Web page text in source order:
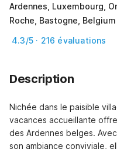
Ardennes, Luxembourg,
Roche, Bastogne, Belgium
4.3/5 · 216 évaluations
Description
Nichée dans le paisible
vacances accueillante
des Ardennes belges.
son ambiance conviviale,